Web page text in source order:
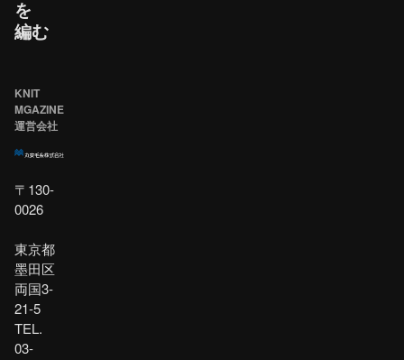
を​
編む
KNIT
MGAZINE
運営会社
〒130-
0026
東京都
墨田区
両国3-
21-5
TEL.
03-